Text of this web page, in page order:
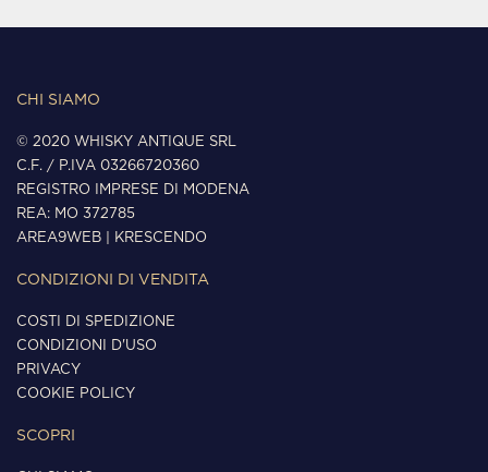
CHI SIAMO
© 2020 WHISKY ANTIQUE SRL
C.F. / P.IVA 03266720360
REGISTRO IMPRESE DI MODENA
REA: MO 372785
AREA9WEB
KRESCENDO
CONDIZIONI DI VENDITA
COSTI DI SPEDIZIONE
CONDIZIONI D'USO
PRIVACY
COOKIE POLICY
SCOPRI